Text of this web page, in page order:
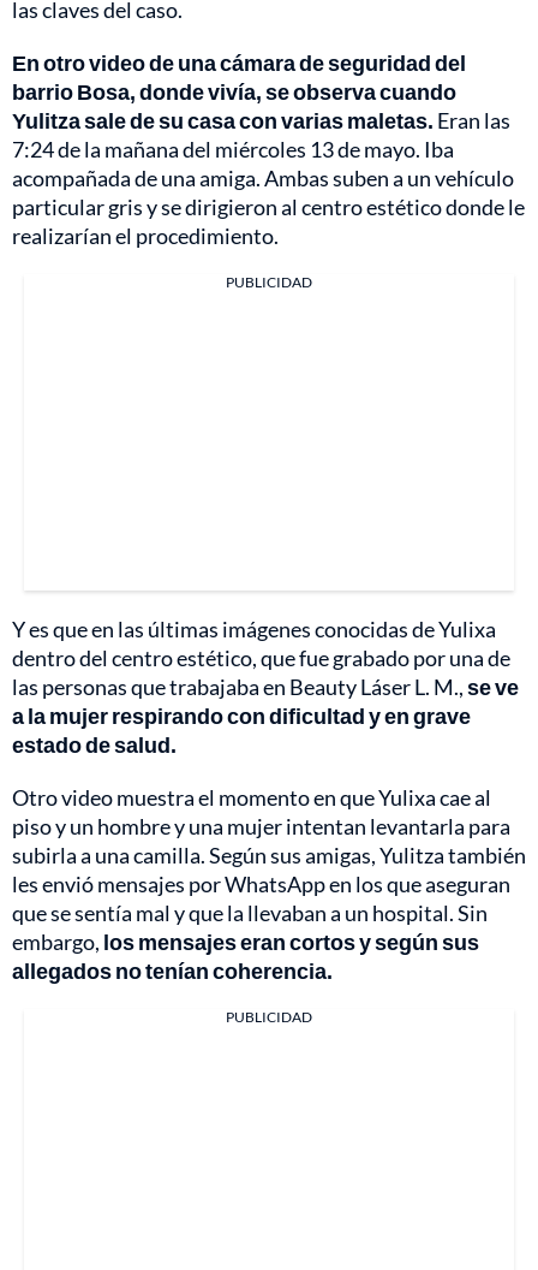
las claves del caso.
En otro video de una cámara de seguridad del
barrio Bosa, donde vivía, se observa cuando
Yulitza sale de su casa con varias maletas. Eran las
7:24 de la mañana del miércoles 13 de mayo. Iba
acompañada de una amiga. Ambas suben a un vehículo
particular gris y se dirigieron al centro estético donde le
realizarían el procedimiento.
PUBLICIDAD
Y es que en las últimas imágenes conocidas de Yulixa
dentro del centro estético, que fue grabado por una de
las personas que trabajaba en Beauty Láser L. M.,se ve
a la mujer respirando con dificultad y en grave
estado de salud.
Otro video muestra el momento en que Yulixa cae al
piso y un hombre y una mujer intentan levantarla para
subirla a una camilla. Según sus amigas, Yulitza también
les envió mensajes por WhatsApp en los que aseguran
que se sentía mal y que la llevaban a un hospital. Sin
embargo, los mensajes eran cortos y según sus
allegados no tenían coherencia.
PUBLICIDAD